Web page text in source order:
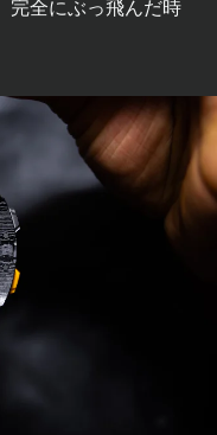
完全にぶっ飛んだ時